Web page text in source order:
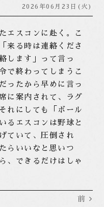
2026年06月23日(火)
エスコンに赴く。こ
来る時は連絡くださ
します」って言っ
で終わってしまうこ
ったから早めに言っ
に案内されて、ラグ
れにしても「ボール
るエスコンは野球と
ていて、圧倒され
らいいなと思いつ
、できるだけはしゃ
前